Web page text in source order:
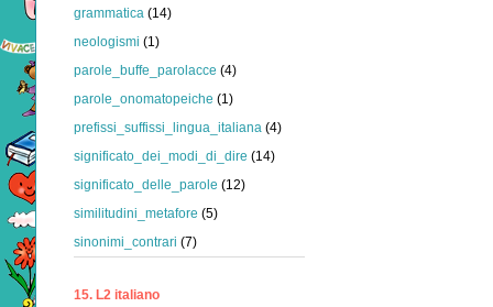
grammatica (14)
neologismi (1)
parole_buffe_parolacce (4)
parole_onomatopeiche (1)
prefissi_suffissi_lingua_italiana (4)
significato_dei_modi_di_dire (14)
significato_delle_parole (12)
similitudini_metafore (5)
sinonimi_contrari (7)
15. L2 italiano